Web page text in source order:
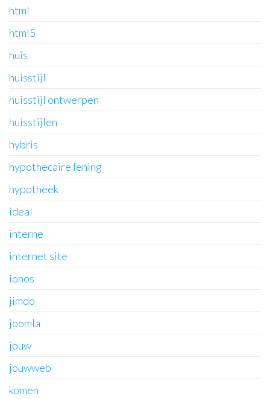
html
html5
huis
huisstijl
huisstijl ontwerpen
huisstijlen
hybris
hypothecaire lening
hypotheek
ideal
interne
internet site
ionos
jimdo
joomla
jouw
jouwweb
komen